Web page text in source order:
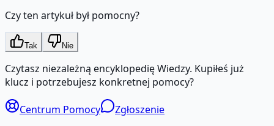
Czy ten artykuł był pomocny?
Tak Nie
Czytasz niezależną encyklopedię Wiedzy. Kupiłeś już
klucz i potrzebujesz konkretnej pomocy?
Centrum Pomocy Zgłoszenie